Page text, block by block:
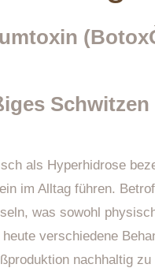
Schwitzen
als Hyperhidrose
im Alltag führen.
was sowohl
verschiedene
nachhaltig zu